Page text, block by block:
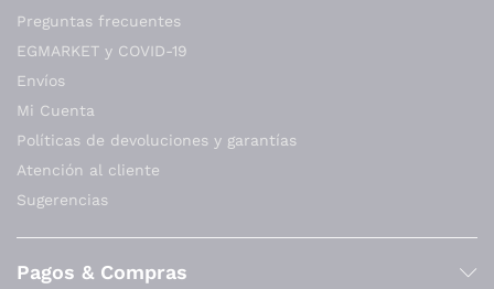
Preguntas frecuentes
EGMARKET y COVID-19
Envíos
Mi Cuenta
Políticas de devoluciones y garantías
Atención al cliente
Sugerencias
Pagos & Compras